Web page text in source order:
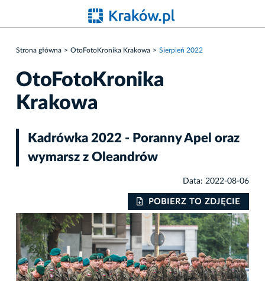
Strona główna OtoFotoKronika Krakowa Sierpień 2022
OtoFotoKronika
Krakowa
Kadrówka 2022 - Poranny Apel oraz
wymarsz z Oleandrów
Data: 2022-08-06
POBIERZ TO ZDJĘCIE